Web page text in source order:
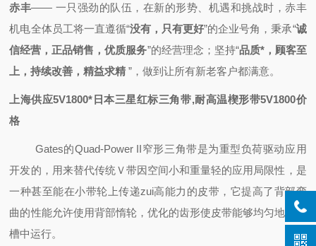
赤丰—— 一只强劲的队伍， 在新的形势、机遇和挑战时，赤丰
机电全体员工将一直遵循“没有，只有更好”的企业号角，秉承“诚
信经营，正品销售，优质服务”的经营理念；坚持“品质*，顾客至
上，持续改善，精益求精 ”，做到让所有新老客户都满意。
上海供应5V1800*日本三星红标三角带,耐高温楔形带5V1800价
格
Gates的Quad-Power II窄形三角带是为重型负荷驱动应用
开发的，用来替代传统Ｖ带因空间小和重量轻的应用局限性，是
一种甚至能在小带轮上传递zui高能力的皮带，它提高了背部弯
曲的性能允许使用背部惰轮，优化的齿形使皮带能够均匀地在轮
槽中运行。